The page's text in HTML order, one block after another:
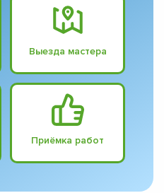
Выезда мастера
Приёмка работ